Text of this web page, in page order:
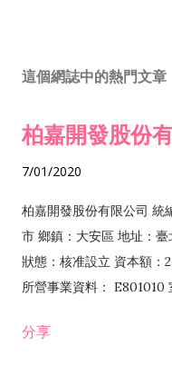
這個網誌中的熱門文章
柏嘉開發股份
7/01/2020
柏嘉開發股份有限公司 統
市 鄉鎮：大安區 地址：
狀態：核准設立 資本額：
所營事業資料： E801010
發業 H703090 不動產買
分享